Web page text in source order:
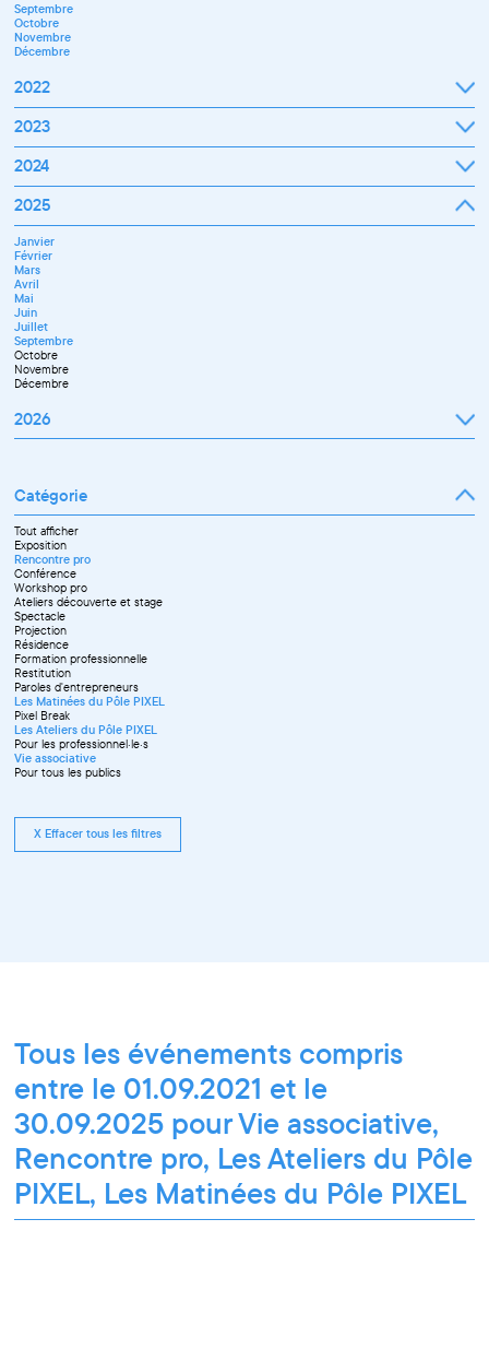
Septembre
Octobre
Novembre
Décembre
2022
Janvier
Mars
Avril
Juillet
Septembre
Octobre
Novembre
Décembre
2023
Janvier
Mars
Avril
Juin
Septembre
Octobre
Novembre
Décembre
2024
Janvier
Mars
Avril
Mai
Juin
Juillet
Septembre
Novembre
Décembre
2025
Janvier
Février
Mars
Avril
Mai
Juin
Juillet
Septembre
Octobre
Novembre
Décembre
2026
Avril
Mai
Juin
Septembre
Octobre
Novembre
Catégorie
Tout afficher
Exposition
Rencontre pro
Conférence
Workshop pro
Ateliers découverte et stage
Spectacle
Projection
Résidence
Formation professionnelle
Restitution
Paroles d'entrepreneurs
Les Matinées du Pôle PIXEL
Pixel Break
Les Ateliers du Pôle PIXEL
Pour les professionnel·le·s
Vie associative
Pour tous les publics
X Effacer tous les filtres
Tous les événements compris
entre le 01.09.2021 et le
30.09.2025 pour Vie associative,
Rencontre pro, Les Ateliers du Pôle
PIXEL, Les Matinées du Pôle PIXEL